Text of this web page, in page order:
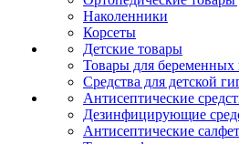
Наколенники
Корсеты
Детские товары
Товары для
Средства для детской
Антисептические
Дезинфицирующие
Антисептические